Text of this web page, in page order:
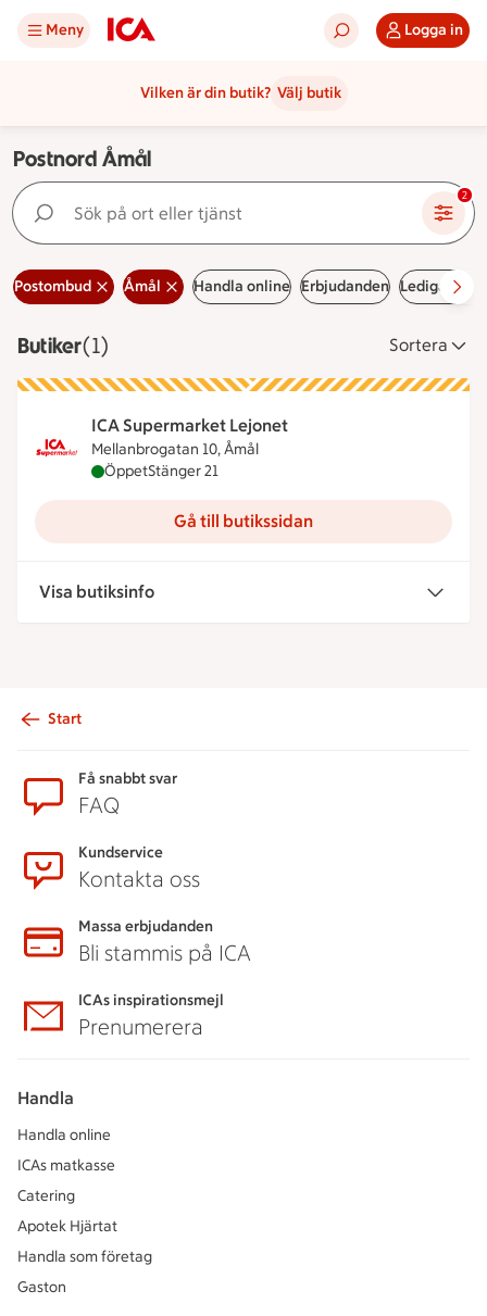
Meny Logga in
Vilken är din butik? Välj butik
Postnord Åmål
Sök på ort eller tjänst 2
Postombud Åmål Handla online Erbjudanden Lediga jobb
ButikerVisar 1 stycken
(1) Sortera
ICA Supermarket Lejonet
Mellanbrogatan 10, Åmål
ICA Supermarket Lejonet är öppen nu, stänger
ÖppetStänger 21
Gå till butikssidan
Visa butiksinfo
Start
Få snabbt svar
FAQ
Kundservice
Kontakta oss
Massa erbjudanden
Bli stammis på ICA
ICAs inspirationsmejl
Prenumerera
Handla
Handla online
ICAs matkasse
Catering
Apotek Hjärtat
Handla som företag
Gaston